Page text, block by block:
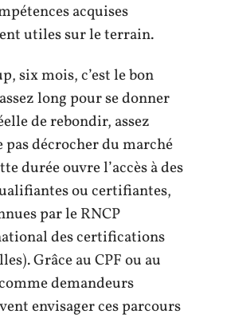
acquises
utiles sur le terrain.
six mois, c’est le bon
long pour se donner
de rebondir, assez
décrocher du marché
durée ouvre l’accès à des
ou certifiantes,
par le RNCP
des certifications
Grâce au CPF ou au
demandeurs
envisager ces parcours